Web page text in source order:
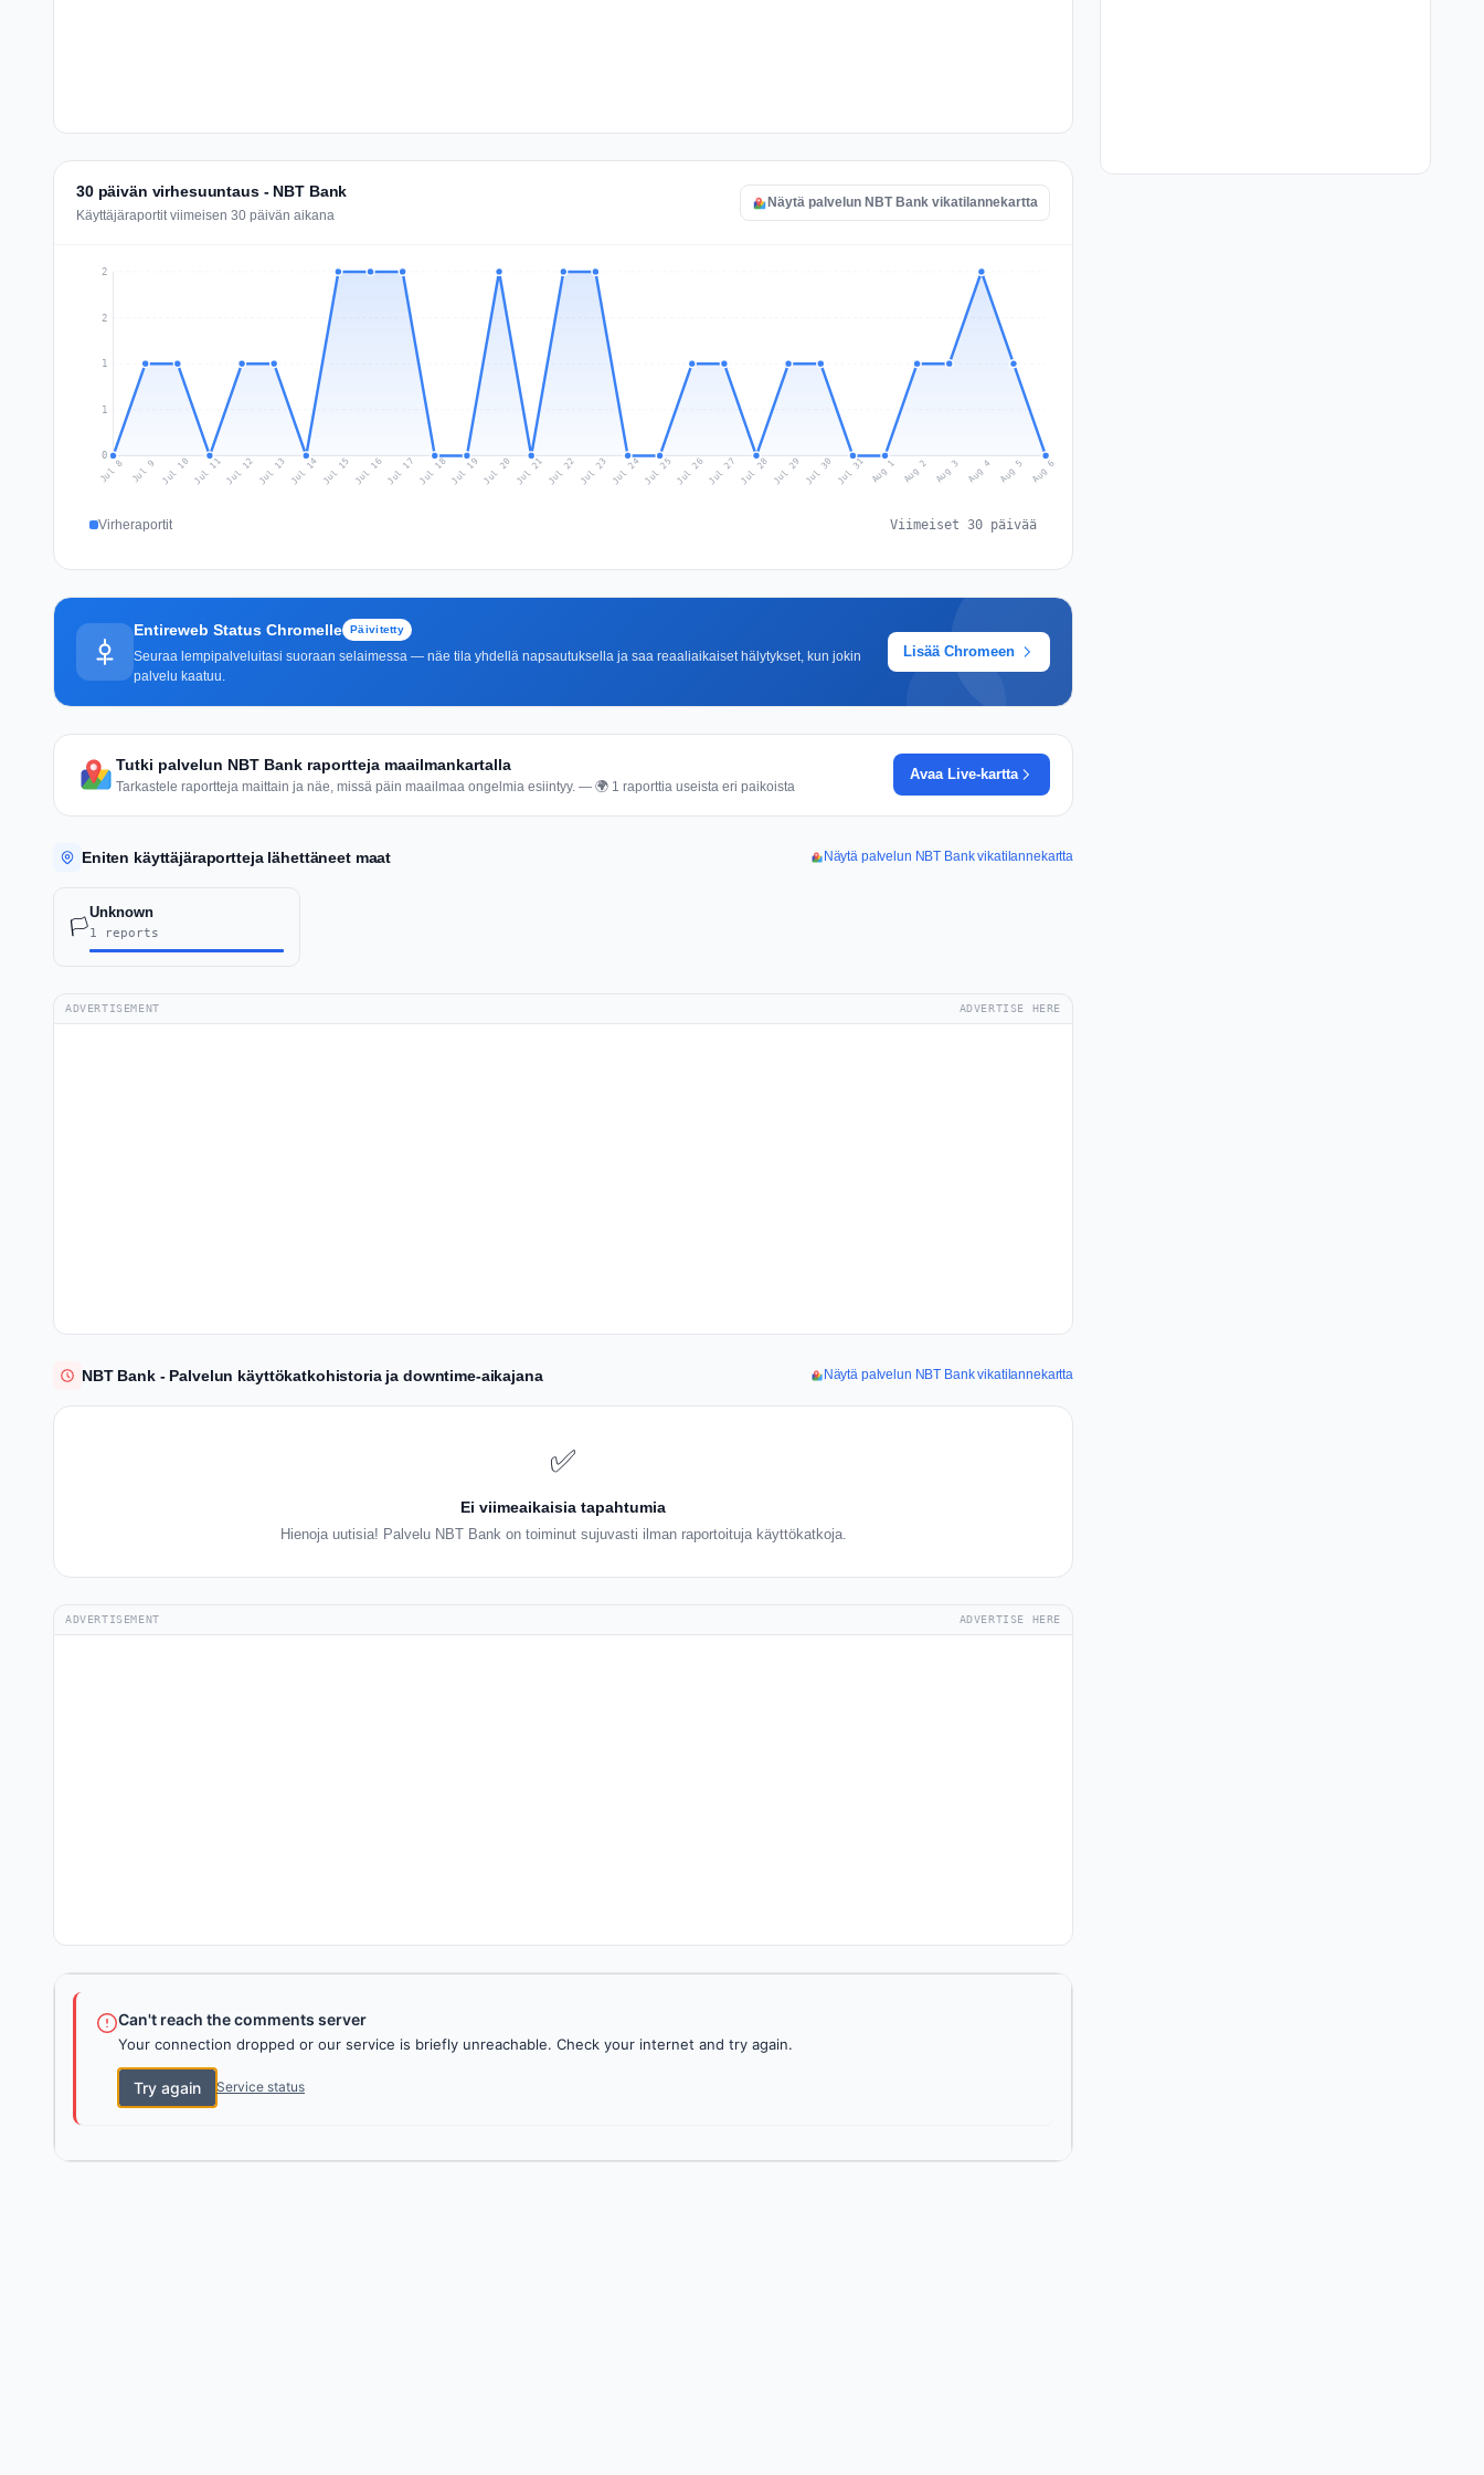
30 päivän virhesuuntaus - NBT Bank
Käyttäjäraportit viimeisen 30 päivän aikana
Näytä palvelun NBT Bank vikatilannekartta
0
1
1
2
2
Jul 8 Jul 9 Jul 10 Jul 11Jul 12 Jul 13 Jul 14 Jul 15 Jul 16Jul 17 Jul 18Jul 19 Jul 20 Jul 21 Jul 22 Jul 23 Jul 24Jul 25 Jul 26Jul 27 Jul 28 Jul 29 Jul 30 Jul 31 Aug 1 Aug 2 Aug 3 Aug 4 Aug 5 Aug 6
Virheraportit Viimeiset 30 päivää
Entireweb Status Chromelle Päivitetty
Seuraa lempipalveluitasi suoraan selaimessa — näe tila yhdellä napsautuksella ja saa reaaliaikaiset hälytykset, kun jokin
palvelu kaatuu.
Lisää Chromeen
Tutki palvelun NBT Bank raportteja maailmankartalla
Tarkastele raportteja maittain ja näe, missä päin maailmaa ongelmia esiintyy. — 🌍 1 raporttia useista eri paikoista
Avaa Live-kartta
Eniten käyttäjäraportteja lähettäneet maat Näytä palvelun NBT Bank vikatilannekartta
🏳️
Unknown
1 reports
ADVERTISEMENT ADVERTISE HERE
NBT Bank - Palvelun käyttökatkohistoria ja downtime-aikajana Näytä palvelun NBT Bank vikatilannekartta
✅
Ei viimeaikaisia tapahtumia
Hienoja uutisia! Palvelu NBT Bank on toiminut sujuvasti ilman raportoituja käyttökatkoja.
ADVERTISEMENT ADVERTISE HERE
Can't reach the comments server
Your connection dropped or our service is briefly unreachable. Check your internet and try again.
Try again Service status